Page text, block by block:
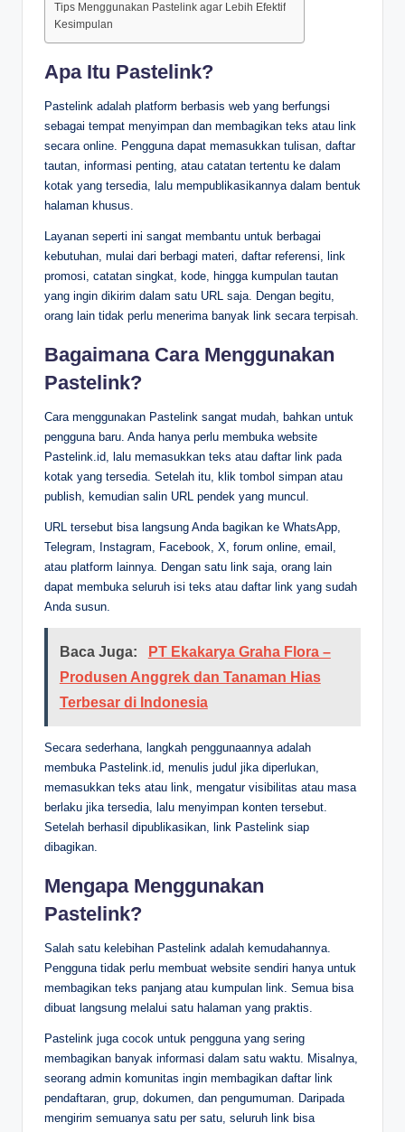
Tips Menggunakan Pastelink agar Lebih Efektif
Kesimpulan
Apa Itu Pastelink?
Pastelink adalah platform berbasis web yang berfungsi
sebagai tempat menyimpan dan membagikan teks atau link
secara online. Pengguna dapat memasukkan tulisan, daftar
tautan, informasi penting, atau catatan tertentu ke dalam
kotak yang tersedia, lalu mempublikasikannya dalam bentuk
halaman khusus.
Layanan seperti ini sangat membantu untuk berbagai
kebutuhan, mulai dari berbagi materi, daftar referensi, link
promosi, catatan singkat, kode, hingga kumpulan tautan
yang ingin dikirim dalam satu URL saja. Dengan begitu,
orang lain tidak perlu menerima banyak link secara terpisah.
Bagaimana Cara Menggunakan
Pastelink?
Cara menggunakan Pastelink sangat mudah, bahkan untuk
pengguna baru. Anda hanya perlu membuka website
Pastelink.id, lalu memasukkan teks atau daftar link pada
kotak yang tersedia. Setelah itu, klik tombol simpan atau
publish, kemudian salin URL pendek yang muncul.
URL tersebut bisa langsung Anda bagikan ke WhatsApp,
Telegram, Instagram, Facebook, X, forum online, email,
atau platform lainnya. Dengan satu link saja, orang lain
dapat membuka seluruh isi teks atau daftar link yang sudah
Anda susun.
Baca Juga:
PT Ekakarya Graha Flora –
Produsen Anggrek dan Tanaman Hias
Terbesar di Indonesia
Secara sederhana, langkah penggunaannya adalah
membuka Pastelink.id, menulis judul jika diperlukan,
memasukkan teks atau link, mengatur visibilitas atau masa
berlaku jika tersedia, lalu menyimpan konten tersebut.
Setelah berhasil dipublikasikan, link Pastelink siap
dibagikan.
Mengapa Menggunakan
Pastelink?
Salah satu kelebihan Pastelink adalah kemudahannya.
Pengguna tidak perlu membuat website sendiri hanya untuk
membagikan teks panjang atau kumpulan link. Semua bisa
dibuat langsung melalui satu halaman yang praktis.
Pastelink juga cocok untuk pengguna yang sering
membagikan banyak informasi dalam satu waktu. Misalnya,
seorang admin komunitas ingin membagikan daftar link
pendaftaran, grup, dokumen, dan pengumuman. Daripada
mengirim semuanya satu per satu, seluruh link bisa